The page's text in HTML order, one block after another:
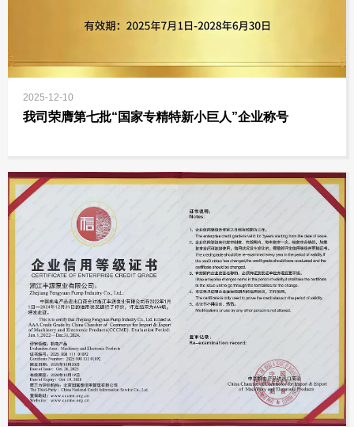
2025-12-10
我司荣膺第七批“国家专精特新小巨人”企业称号